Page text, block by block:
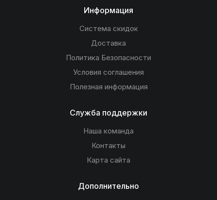
Информация
Система скидок
Доставка
Политика Безопасности
Условия соглашения
Полезная информация
Служба поддержки
Наша команда
Контакты
Карта сайта
Дополнительно